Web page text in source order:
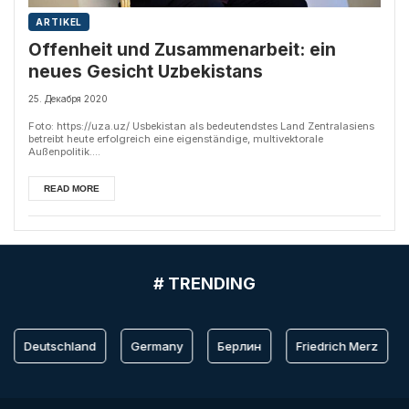
ARTIKEL
Offenheit und Zusammenarbeit: ein
neues Gesicht Uzbekistans
25. Декабря 2020
Foto: https://uza.uz/ Usbekistan als bedeutendstes Land Zentralasiens
betreibt heute erfolgreich eine eigenständige, multivektorale
Außenpolitik....
READ MORE
# TRENDING
Deutschland Germany Берлин Friedrich Merz